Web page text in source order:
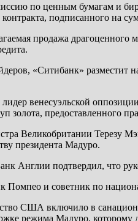
по ценным бумагам и
подписанного на
продажа
«Ситибанк» разместит
венесуэльской
золота, предоставленного
Великобритании Терезу
президента Мадуро.
Англии подтвердил, что
Помпео и советник по
США включило в
режима Мадуро,